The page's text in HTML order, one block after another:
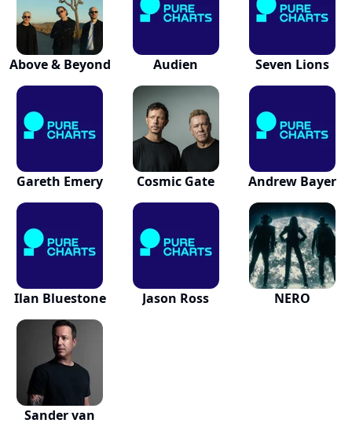
Above & Beyond Audien Seven Lions
Gareth Emery Cosmic Gate Andrew Bayer
Ilan Bluestone Jason Ross NERO
Sander van